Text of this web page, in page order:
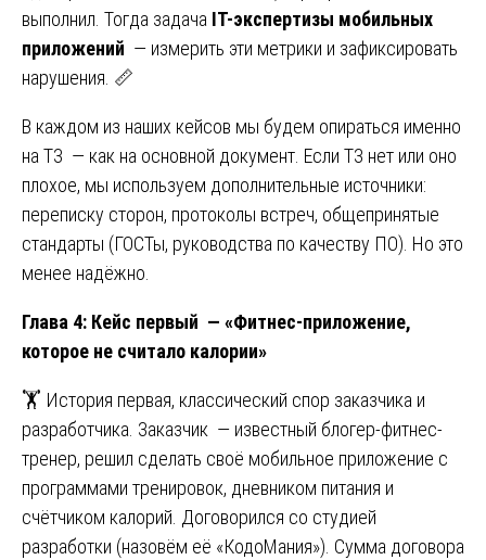
выполнил. Тогда задача IT-экспертизы мобильных
приложений — измерить эти метрики и зафиксировать
нарушения. 📏
В каждом из наших кейсов мы будем опираться именно
на ТЗ — как на основной документ. Если ТЗ нет или оно
плохое, мы используем дополнительные источники:
переписку сторон, протоколы встреч, общепринятые
стандарты (ГОСТы, руководства по качеству ПО). Но это
менее надёжно.
Глава 4: Кейс первый — «Фитнес-приложение,
которое не считало калории»
🏋️ История первая, классический спор заказчика и
разработчика. Заказчик — известный блогер-фитнес-
тренер, решил сделать своё мобильное приложение с
программами тренировок, дневником питания и
счётчиком калорий. Договорился со студией
разработки (назовём её «КодоМания»). Сумма договора